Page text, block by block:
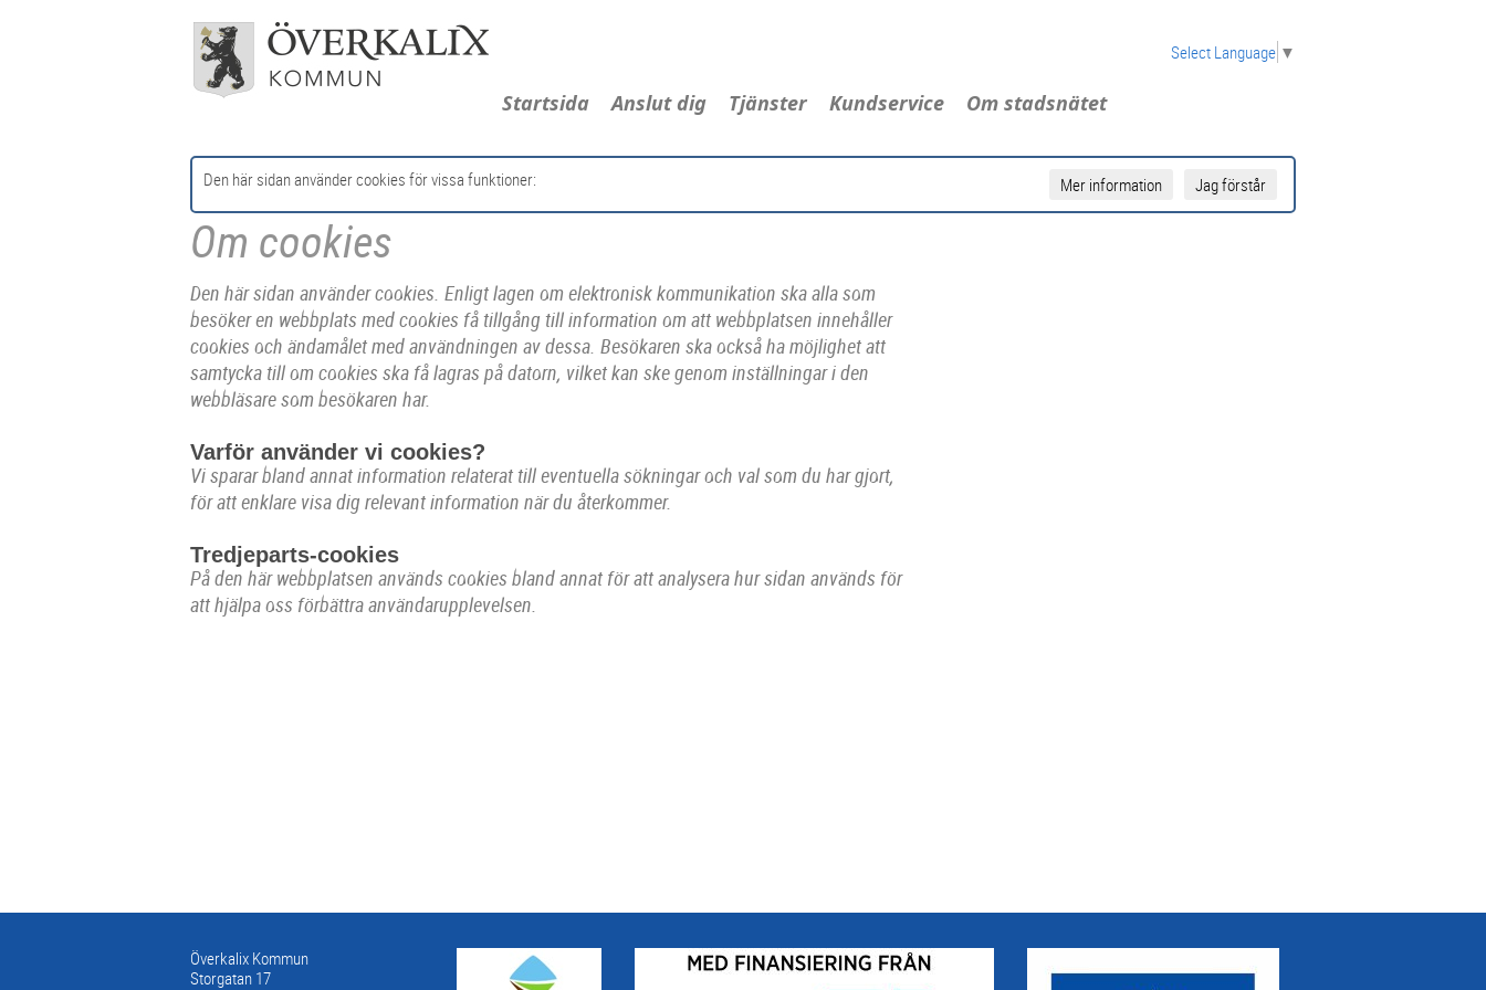
Startsida Anslut dig Tjänster Kundservice Om stadsnätet
Select Language ▼
Den här sidan använder cookies för vissa funktioner: Jag förstår
Mer information
Om cookies
Den här sidan använder cookies. Enligt lagen om elektronisk kommunikation ska alla som
besöker en webbplats med cookies få tillgång till information om att webbplatsen innehåller
cookies och ändamålet med användningen av dessa. Besökaren ska också ha möjlighet att
samtycka till om cookies ska få lagras på datorn, vilket kan ske genom inställningar i den
webbläsare som besökaren har.
Varför använder vi cookies?
Vi sparar bland annat information relaterat till eventuella sökningar och val som du har gjort,
för att enklare visa dig relevant information när du återkommer.
Tredjeparts-cookies
På den här webbplatsen används cookies bland annat för att analysera hur sidan används för
att hjälpa oss förbättra användarupplevelsen.
Överkalix Kommun
Storgatan 17